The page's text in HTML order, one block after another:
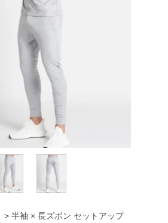
> 半袖 × 長ズボン セットアップ